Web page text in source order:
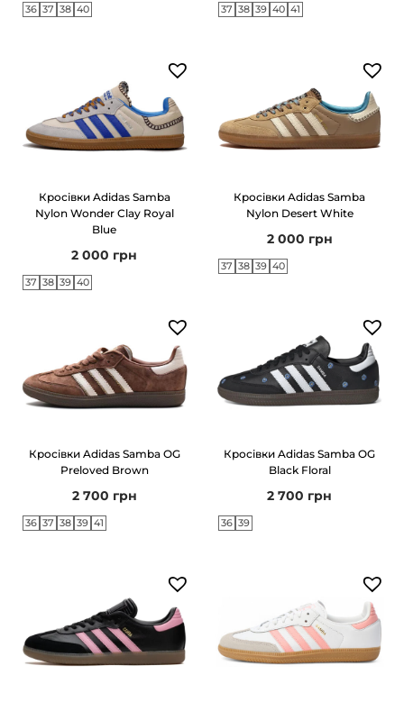
36 37 38 40 37 38 39 40 41
Кросівки Adidas Samba
Nylon Wonder Clay Royal
Blue
2 000 грн
37 38 39 40
Кросівки Adidas Samba
Nylon Desert White
2 000 грн
37 38 39 40
Кросівки Adidas Samba OG
Preloved Brown
2 700 грн
36 37 38 39 41
Кросівки Adidas Samba OG
Black Floral
2 700 грн
36 39